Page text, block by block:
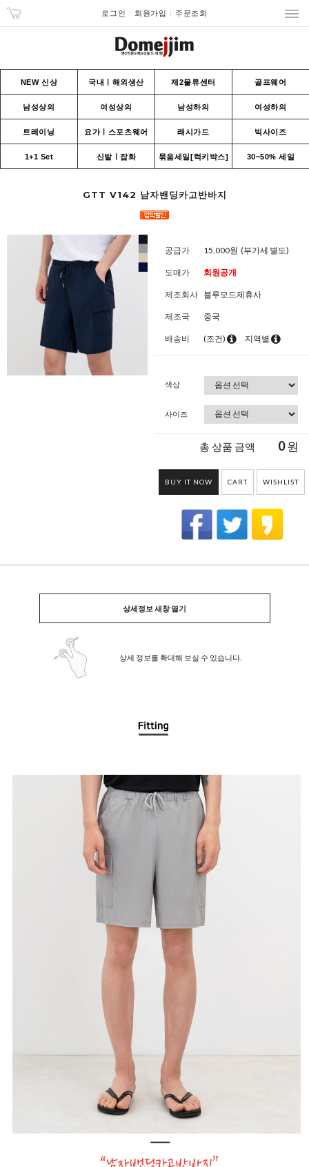
로그인 회원가입 주문조회
NEW 신상 국내ㅣ해외생산 제2물류센터 골프웨어
남성상의 여성상의 남성하의 여성하의
트레이닝 요가ㅣ스포츠웨어 래시가드 빅사이즈
1+1 Set 신발ㅣ잡화 묶음세일[럭키박스] 30~50% 세일
GTT V142 남자밴딩카고반바지
공급가 15,000원 (부가세 별도)
도매가 회원공개
제조회사 블루모드제휴사
제조국 중국
배송비 (조건) 지역별
색상
사이즈
총 상품 금액 0원
BUY IT NOW CART WISHLIST
상세정보 새창 열기
상세 정보를 확대해 보실 수 있습니다.